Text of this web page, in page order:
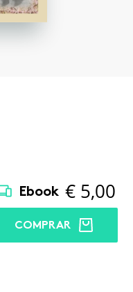
Ebook € 5,00
COMPRAR